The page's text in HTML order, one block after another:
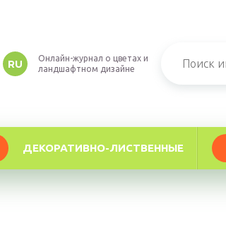
RU
Онлайн-журнал о цветах и
ландшафтном дизайне
ДЕКОРАТИВНО-ЛИСТВЕННЫЕ